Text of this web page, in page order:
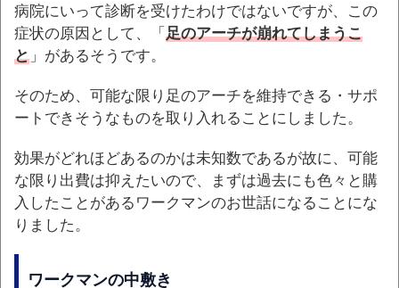
病院にいって診断を受けたわけではないですが、この
症状の原因として、「足のアーチが崩れてしまうこ
と 」があるそうです。
そのため、可能な限り足のアーチを維持できる・サポ
ートできそうなものを取り入れることにしました。
効果がどれほどあるのかは未知数であるが故に、可能
な限り出費は抑えたいので、まずは過去にも色々と購
入したことがあるワークマンのお世話になることにな
りました。
ワークマンの中敷き